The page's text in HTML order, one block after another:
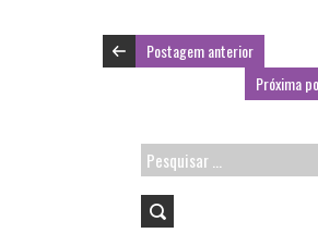
o
o
k
Postagem anterior
Próxima
Pesquisar
por: